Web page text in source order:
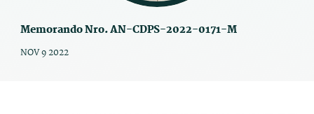
Memorando Nro. AN-CDPS-2022-0171-M
NOV 9 2022